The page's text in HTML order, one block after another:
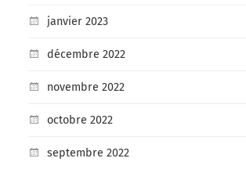
janvier 2023
décembre 2022
novembre 2022
octobre 2022
septembre 2022